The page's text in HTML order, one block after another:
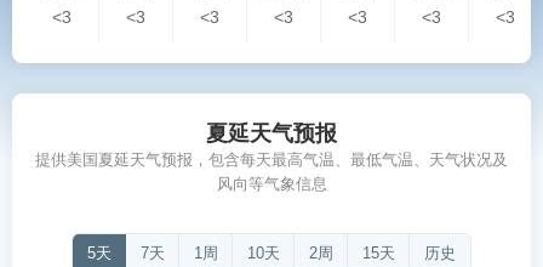
<3
<3
<3
<3
<3
<3
<3
夏延天气预报
提供美国夏延天气预报，包含每天最高气温、最低气温、天气状况及
风向等气象信息
5天 7天 1周 10天 2周 15天 历史